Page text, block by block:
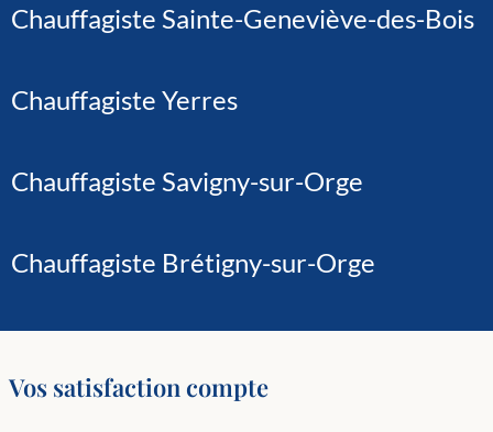
Chauffagiste Sainte-Geneviève-des-Bois
Chauffagiste Yerres
Chauffagiste Savigny-sur-Orge
Chauffagiste Brétigny-sur-Orge
Vos satisfaction compte